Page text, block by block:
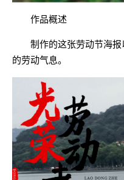
作品概述
制作的这张劳动节海
的劳动气息。